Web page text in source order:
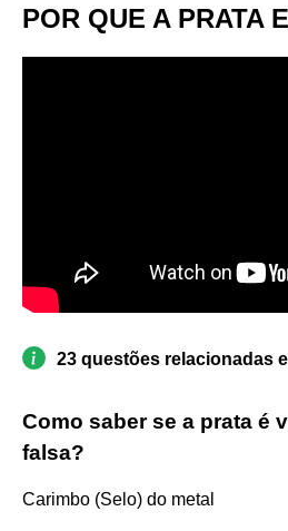
POR QUE A PRATA
23 questões relacionadas
Como saber se a prata é
falsa?
Carimbo (Selo) do metal